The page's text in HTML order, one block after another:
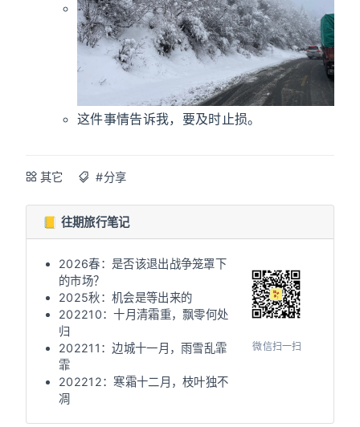
这件事情告诉我，要及时止损。
其它 #分享
📒 往期旅行笔记
2026春：是否该退出战争笼罩下
的市场？
2025秋：机会是等出来的
202210：十月清霜重，飘零何处
归
202211：边城十一月，雨雪乱霏
霏
202212：寒霜十二月，枝叶独不
凋
微信扫一扫